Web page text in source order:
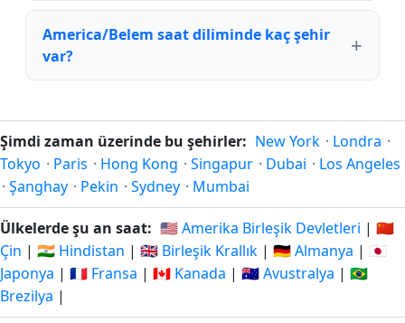
America/Belem saat diliminde kaç şehir
var?
Şimdi zaman üzerinde bu şehirler: New York · Londra ·
Tokyo · Paris · Hong Kong · Singapur · Dubai · Los Angeles
· Şanghay · Pekin · Sydney · Mumbai
Ülkelerde şu an saat: 🇺🇸 Amerika Birleşik Devletleri | 🇨🇳
Çin | 🇮🇳 Hindistan | 🇬🇧 Birleşik Krallık | 🇩🇪 Almanya | 🇯🇵
Japonya | 🇫🇷 Fransa | 🇨🇦 Kanada | 🇦🇺 Avustralya | 🇧🇷
Brezilya |